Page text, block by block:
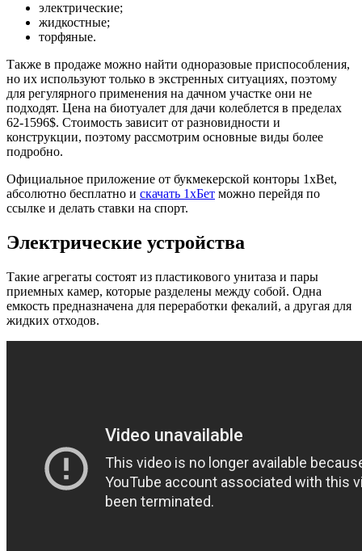
электрические;
жидкостные;
торфяные.
Также в продаже можно найти одноразовые приспособления,
но их используют только в экстренных ситуациях, поэтому
для регулярного применения на дачном участке они не
подходят. Цена на биотуалет для дачи колеблется в пределах
62-1596$. Стоимость зависит от разновидности и
конструкции, поэтому рассмотрим основные виды более
подробно.
Официальное приложение от букмекерской конторы 1xBet,
абсолютно бесплатно и скачать 1хБет можно перейдя по
ссылке и делать ставки на спорт.
Электрические устройства
Такие агрегаты состоят из пластикового унитаза и пары
приемных камер, которые разделены между собой. Одна
емкость предназначена для переработки фекалий, а другая для
жидких отходов.